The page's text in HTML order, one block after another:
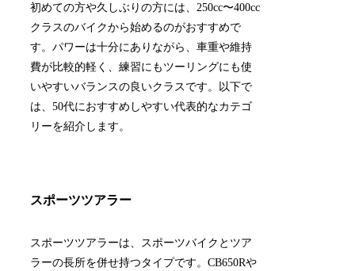
初めての方や久しぶりの方には、250cc〜400cc
クラスのバイクから始めるのがおすすめで
す。パワーは十分にありながら、車重や維持
費が比較的軽く、練習にもツーリングにも使
いやすいバランスの良いクラスです。以下で
は、50代におすすめしやすい代表的なカテゴ
リーを紹介します。
スポーツツアラー
スポーツツアラーは、スポーツバイクとツア
ラーの長所を併せ持つタイプです。CB650Rや